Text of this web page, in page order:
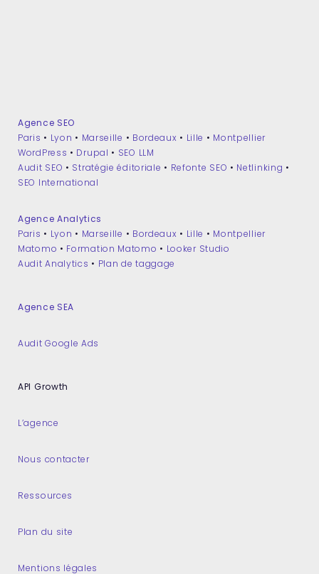
Agence SEO
Paris • Lyon • Marseille • Bordeaux • Lille • Montpellier
WordPress • Drupal • SEO LLM
Audit SEO • Stratégie éditoriale • Refonte SEO • Netlinking •
SEO International
Agence Analytics
Paris • Lyon • Marseille • Bordeaux • Lille • Montpellier
Matomo • Formation Matomo • Looker Studio
Audit Analytics • Plan de taggage
Agence SEA
Audit Google Ads
API Growth
L’agence
Nous contacter
Ressources
Plan du site
Mentions légales